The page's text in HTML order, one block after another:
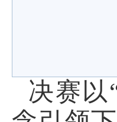
决赛以